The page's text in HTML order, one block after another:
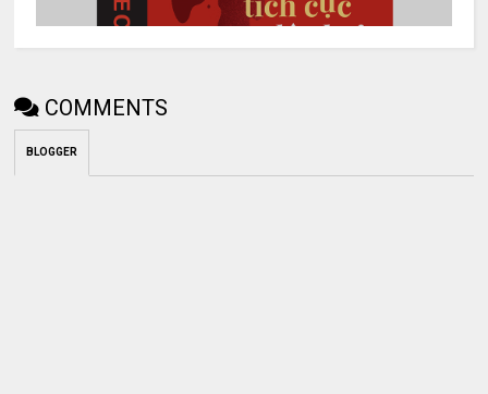
COMMENTS
BLOGGER